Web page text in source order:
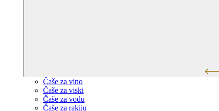
Čaše za vino
Čaše za viski
Čaše za vodu
Čaše za rakiju